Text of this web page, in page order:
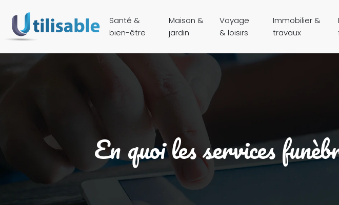
Santé &
bien-être
Maison &
jardin
Voyage
& loisirs
Immobilier &
travaux
En quoi les services